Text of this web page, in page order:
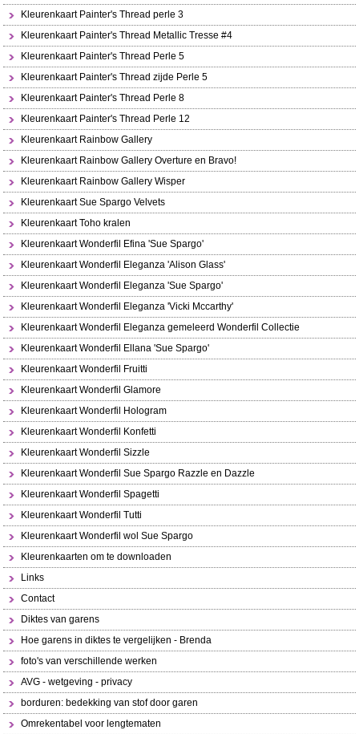
Kleurenkaart Painter's Thread perle 3
Kleurenkaart Painter's Thread Metallic Tresse #4
Kleurenkaart Painter's Thread Perle 5
Kleurenkaart Painter's Thread zijde Perle 5
Kleurenkaart Painter's Thread Perle 8
Kleurenkaart Painter's Thread Perle 12
Kleurenkaart Rainbow Gallery
Kleurenkaart Rainbow Gallery Overture en Bravo!
Kleurenkaart Rainbow Gallery Wisper
Kleurenkaart Sue Spargo Velvets
Kleurenkaart Toho kralen
Kleurenkaart Wonderfil Efina 'Sue Spargo'
Kleurenkaart Wonderfil Eleganza 'Alison Glass'
Kleurenkaart Wonderfil Eleganza 'Sue Spargo'
Kleurenkaart Wonderfil Eleganza 'Vicki Mccarthy'
Kleurenkaart Wonderfil Eleganza gemeleerd Wonderfil Collectie
Kleurenkaart Wonderfil Ellana 'Sue Spargo'
Kleurenkaart Wonderfil Fruitti
Kleurenkaart Wonderfil Glamore
Kleurenkaart Wonderfil Hologram
Kleurenkaart Wonderfil Konfetti
Kleurenkaart Wonderfil Sizzle
Kleurenkaart Wonderfil Sue Spargo Razzle en Dazzle
Kleurenkaart Wonderfil Spagetti
Kleurenkaart Wonderfil Tutti
Kleurenkaart Wonderfil wol Sue Spargo
Kleurenkaarten om te downloaden
Links
Contact
Diktes van garens
Hoe garens in diktes te vergelijken - Brenda
foto's van verschillende werken
AVG - wetgeving - privacy
borduren: bedekking van stof door garen
Omrekentabel voor lengtematen